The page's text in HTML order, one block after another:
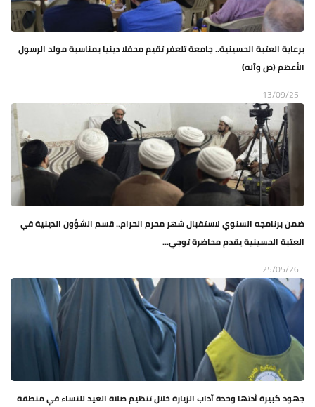
برعاية العتبة الحسينية.. جامعة تلعفر تقيم محفلا دينيا بمناسبة مولد الرسول
الأعظم (ص وآله)
13/09/25
ضمن برنامجه السنوي لاستقبال شهر محرم الحرام.. قسم الشؤون الدينية في
العتبة الحسينية يقدم محاضرة توجي...
25/05/26
جهود كبيرة أدتها وحدة آداب الزيارة خلال تنظيم صلاة العيد للنساء في منطقة